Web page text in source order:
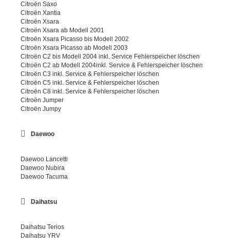
Citroën Saxo
Citroën Xantia
Citroën Xsara
Citroën Xsara ab Modell 2001
Citroën Xsara Picasso bis Modell 2002
Citroën Xsara Picasso ab Modell 2003
Citroën C2 bis Modell 2004 inkl. Service Fehlerspeicher löschen
Citroën C2 ab Modell 2004inkl. Service & Fehlerspeicher löschen
Citroën C3 inkl. Service & Fehlerspeicher löschen
Citroën C5 inkl. Service & Fehlerspeicher löschen
Citroën C8 inkl. Service & Fehlerspeicher löschen
Citroën Jumper
Citroën Jumpy
Daewoo
Daewoo Lancetti
Daewoo Nubira
Daewoo Tacuma
Daihatsu
Daihatsu Terios
Daihatsu YRV